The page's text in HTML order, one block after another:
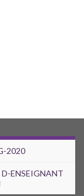
2020
D-ENSEIGNANT